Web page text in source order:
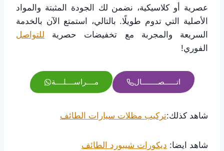
عصرية أو كلاسيكية، نضمن لك الجودة المثبتة والمواد
الأصلية التي تدوم طويلًا. بالتالي، استمتع الآن بالخدمة
السريعة والمجربة مع تخفيضات حصرية للتواصل
الفوري!
اتــــــصــــــــال مــــراســــلــــة
شاهد كذلك:تركيب مظلات سيارات الطائف
شاهد ايضا: ديكورات شيبورد الطائف